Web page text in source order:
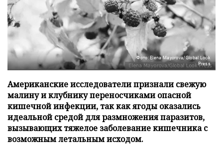
Фото: Elena Mayorova/Global Look
Press
Американские исследователи признали свежую
малину и клубнику переносчиками опасной
кишечной инфекции, так как ягоды оказались
идеальной средой для размножения паразитов,
вызывающих тяжелое заболевание кишечника с
возможным летальным исходом.